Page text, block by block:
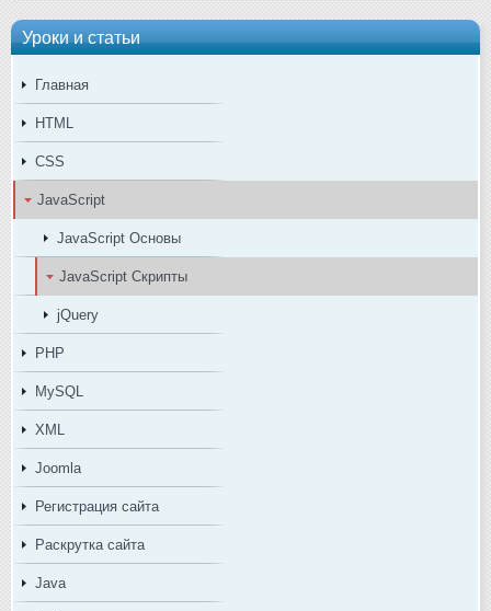
Уроки и статьи
Главная
HTML
CSS
JavaScript
JavaScript Основы
JavaScript Скрипты
jQuery
PHP
MySQL
XML
Joomla
Регистрация сайта
Раскрутка сайта
Java